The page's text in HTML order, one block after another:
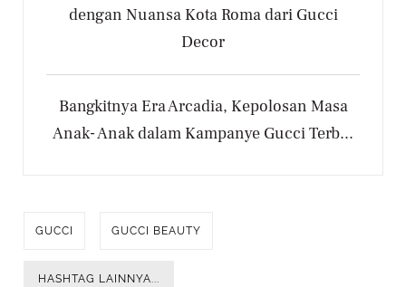
dengan Nuansa Kota Roma dari Gucci
Decor
Bangkitnya Era Arcadia, Kepolosan Masa
Anak- Anak dalam Kampanye Gucci Terb...
GUCCI GUCCI BEAUTY
HASHTAG LAINNYA...